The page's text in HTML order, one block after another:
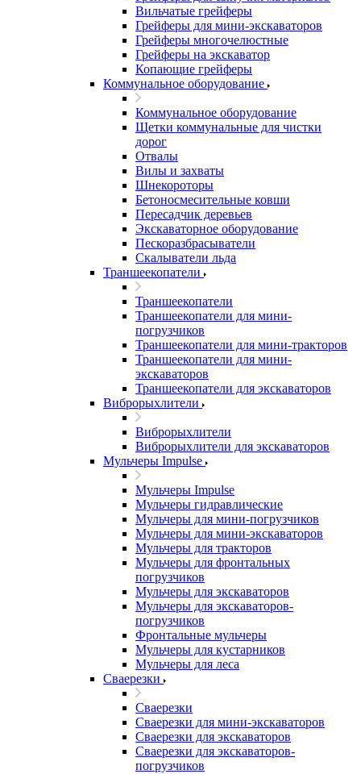
Вильчатые грейферы
Грейферы для мини-экскаваторов
Грейферы многочелюстные
Грейферы на экскаватор
Копающие грейферы
Коммунальное оборудование
Коммунальное оборудование
Щетки коммунальные для чистки
дорог
Отвалы
Вилы и захваты
Шнекороторы
Бетоносмесительные ковши
Пересадчик деревьев
Экскаваторное оборудование
Пескоразбрасыватели
Скалыватели льда
Траншеекопатели
Траншеекопатели
Траншеекопатели для мини-
погрузчиков
Траншеекопатели для мини-тракторов
Траншеекопатели для мини-
экскаваторов
Траншеекопатели для экскаваторов
Виброрыхлители
Виброрыхлители
Виброрыхлители для экскаваторов
Мульчеры Impulse
Мульчеры Impulse
Мульчеры гидравлические
Мульчеры для мини-погрузчиков
Мульчеры для мини-экскаваторов
Мульчеры для тракторов
Мульчеры для фронтальных
погрузчиков
Мульчеры для экскаваторов
Мульчеры для экскаваторов-
погрузчиков
Фронтальные мульчеры
Мульчеры для кустарников
Мульчеры для леса
Сваерезки
Сваерезки
Сваерезки для мини-экскаваторов
Сваерезки для экскаваторов
Сваерезки для экскаваторов-
погрузчиков